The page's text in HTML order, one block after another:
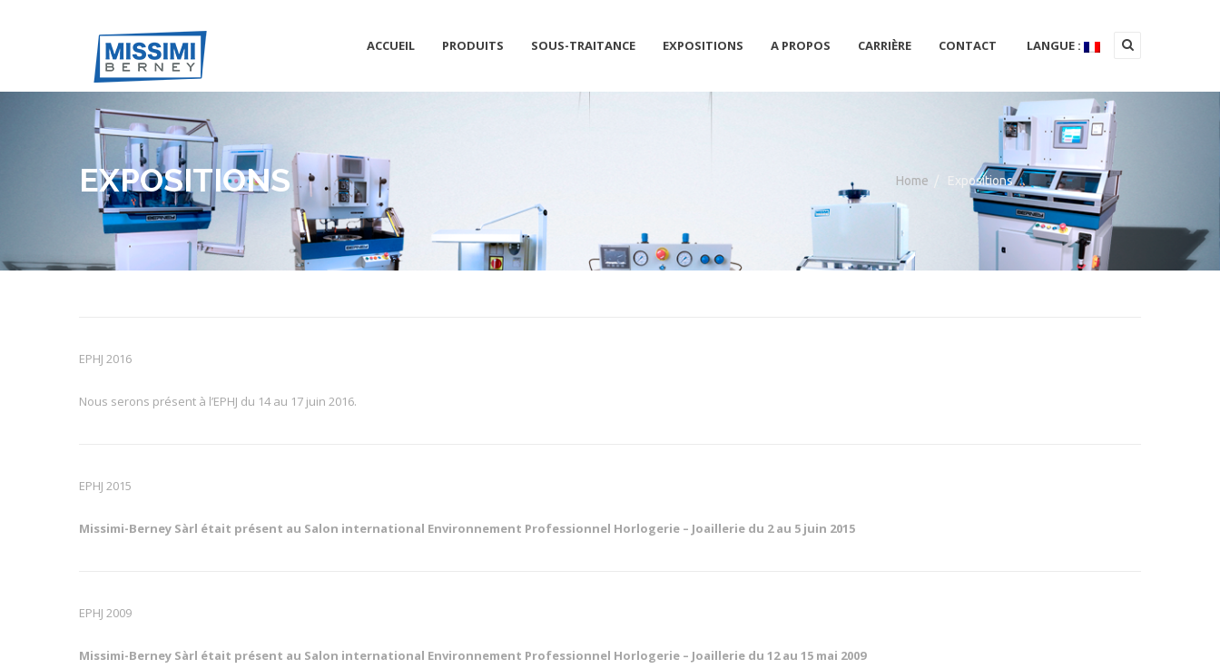
ACCUEIL PRODUITS SOUS-TRAITANCE EXPOSITIONS A PROPOS CARRIÈRE CONTACT LANGUE :
EXPOSITIONS Home / Expositions
EPHJ 2016
Nous serons présent à l’EPHJ du 14 au 17 juin 2016.
EPHJ 2015
Missimi-Berney Sàrl était présent au Salon international Environnement Professionnel Horlogerie – Joaillerie du 2 au 5 juin 2015
EPHJ 2009
Missimi-Berney Sàrl était présent au Salon international Environnement Professionnel Horlogerie – Joaillerie du 12 au 15 mai 2009